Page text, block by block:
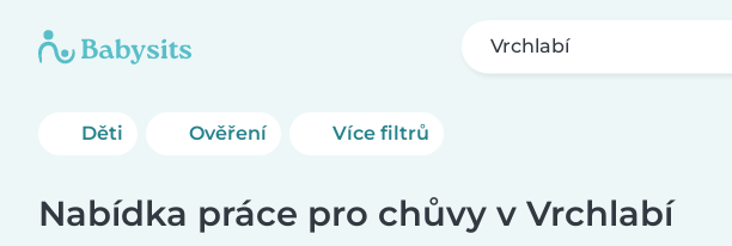
Vrchlabí
Děti Ověření Více filtrů
Nabídka práce pro chůvy v Vrchlabí